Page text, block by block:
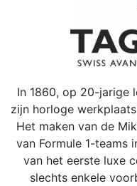
In 1860, op 20-jarige
zijn horloge
Het maken van de
van Formule 1-teams
van het eerste luxe
slechts enkele